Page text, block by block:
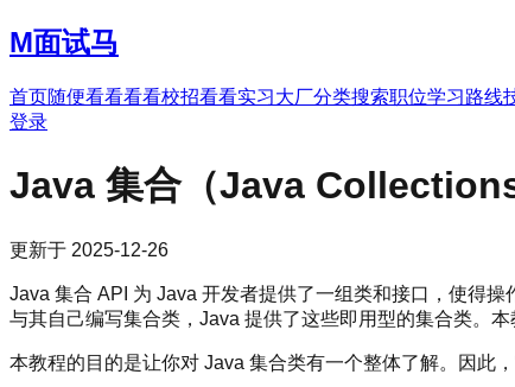
M面试马
首页随便看看看看校招看看实习大厂分类搜索职位学习路线
登录
Java 集合（Java Collections
更新于 2025-12-26
Java 集合 API 为 Java 开发者提供了一组类和接口，使得
与其自己编写集合类，Java 提供了这些即用型的集合类。
本教程的目的是让你对 Java 集合类有一个整体了解。因此